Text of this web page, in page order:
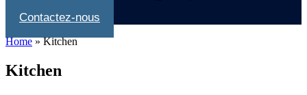
Contactez-nous
Home»Kitchen
Kitchen